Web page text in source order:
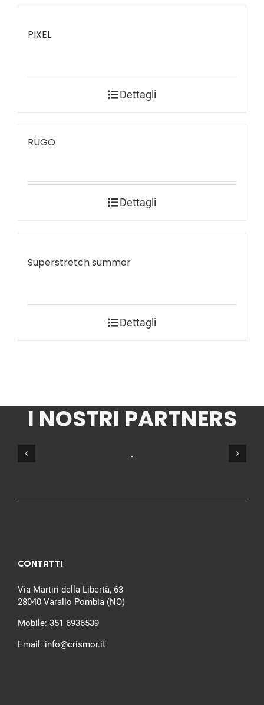
PIXEL
Dettagli
RUGO
Dettagli
Superstretch summer
Dettagli
I NOSTRI PARTNERS
CONTATTI
Via Martiri della Libertà, 63
28040 Varallo Pombia (NO)
Mobile: 351 6936539
Email: info@crismor.it